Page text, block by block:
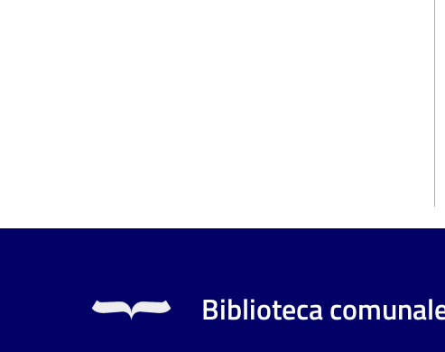
Biblioteca